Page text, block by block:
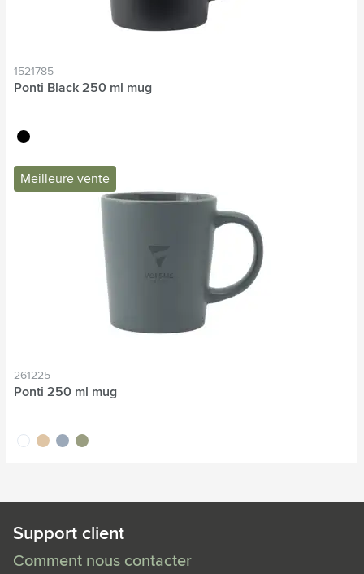
1521785
Ponti Black 250 ml mug
noir
Meilleure vente
261225
Ponti 250 ml mug
blancsablegris vert
Support client
Comment nous contacter